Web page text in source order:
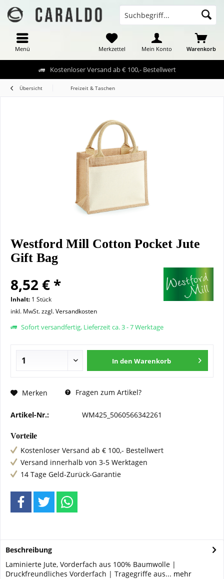
Kostenloser Versand ab € 100,- Bestellwert
Menü Warenkorb
Merkzettel Mein Konto
Übersicht Freizeit & Taschen
Westford Mill Cotton Pocket Jute
Gift Bag
8,52 € *
Inhalt: 1 Stück
inkl. MwSt.zzgl. Versandkosten
Sofort versandfertig, Lieferzeit ca. 3 - 7 Werktage
In den Warenkorb
Merken Fragen zum Artikel?
Artikel-Nr.: WM425_5060566342261
Vorteile
Kostenloser Versand ab € 100,- Bestellwert
Versand innerhalb von 3-5 Werktagen
14 Tage Geld-Zurück-Garantie
Beschreibung
Laminierte Jute, Vorderfach aus 100% Baumwolle |
Druckfreundliches Vorderfach | Tragegriffe aus... mehr